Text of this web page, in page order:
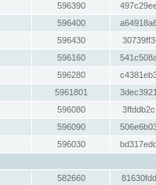
596390
596400
596430
596160
596280
5961801
596080
596090
596030
582660